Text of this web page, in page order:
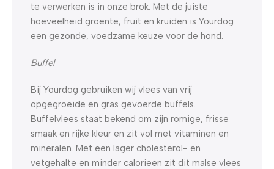
te verwerken is in onze brok. Met de juiste
hoeveelheid groente, fruit en kruiden is Yourdog
een gezonde, voedzame keuze voor de hond.
Buffel
Bij Yourdog gebruiken wij vlees van vrij
opgegroeide en gras gevoerde buffels.
Buffelvlees staat bekend om zijn romige, frisse
smaak en rijke kleur en zit vol met vitaminen en
mineralen. Met een lager cholesterol- en
vetgehalte en minder calorieën zit dit malse vlees